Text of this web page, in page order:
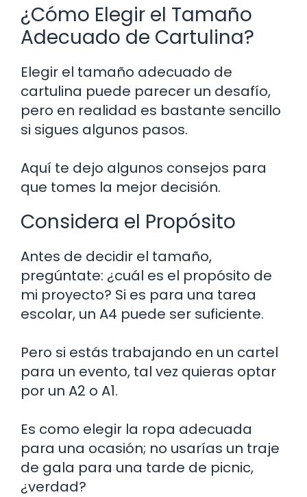
¿Cómo Elegir el Tamaño
Adecuado de Cartulina?
Elegir el tamaño adecuado de
cartulina puede parecer un desafío,
pero en realidad es bastante sencillo
si sigues algunos pasos.
Aquí te dejo algunos consejos para
que tomes la mejor decisión.
Considera el Propósito
Antes de decidir el tamaño,
pregúntate: ¿cuál es el propósito de
mi proyecto? Si es para una tarea
escolar, un A4 puede ser suficiente.
Pero si estás trabajando en un cartel
para un evento, tal vez quieras optar
por un A2 o A1.
Es como elegir la ropa adecuada
para una ocasión; no usarías un traje
de gala para una tarde de picnic,
¿verdad?